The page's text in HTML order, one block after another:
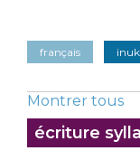
français
Montrer tous
écriture